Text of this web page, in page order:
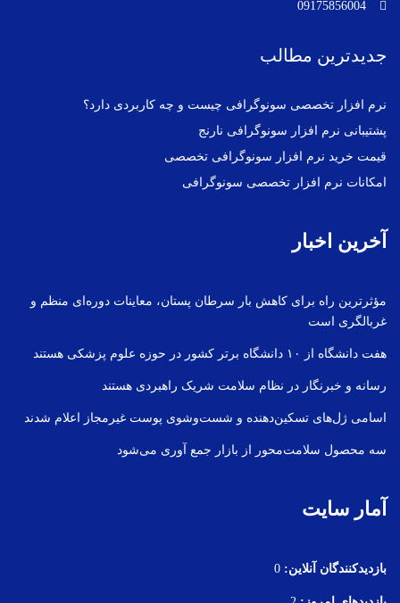
09175856004
جدیدترین مطالب
نرم افزار تخصصی سونوگرافی چیست و چه کاربردی دارد؟
پشتیبانی نرم افزار سونوگرافی نارنج
قیمت خرید نرم افزار سونوگرافی تخصصی
امکانات نرم افزار تخصصی سونوگرافی
آخرین اخبار
مؤثرترین راه برای کاهش بار سرطان پستان، معاینات دوره‌ای منظم و
غربالگری است
هفت دانشگاه از ۱۰ دانشگاه برتر کشور در حوزه علوم پزشکی هستند
رسانه و خبرنگار در نظام سلامت شریک راهبردی هستند
اسامی ژل‌های تسکین‌دهنده و شست‌وشوی پوست غیرمجاز اعلام شدند
سه محصول سلامت‌محور از بازار جمع آوری می‌شود
آمار سایت
بازدیدکنندگان آنلاین: 0